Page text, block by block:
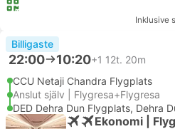
Inklusive
Billigaste
22:00 10:20+1 12t. 20m
CCU Netaji Chandra Flygplats
Anslut själv | Flygresa+Flygresa
DED Dehra Dun Flygplats, Dehra
Ekonomi |